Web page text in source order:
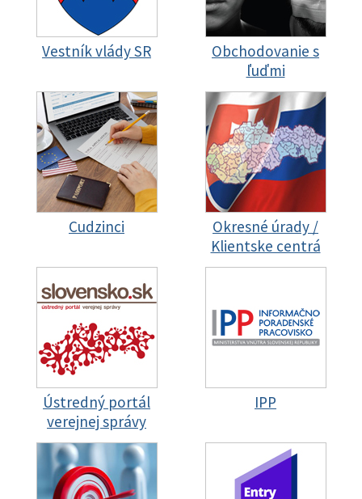
Vestník vlády SR
Obchodovanie s
ľuďmi
Cudzinci
Okresné úrady /
Klientske centrá
Ústredný portál
verejnej správy
IPP